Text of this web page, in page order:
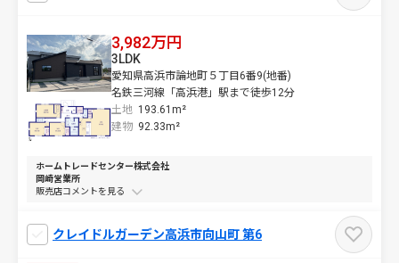
3,982万円
愛知県高浜市論地町５丁目6番9(地番)
名鉄三河線「高浜港」駅まで徒歩12分
土地 193.61m²
3LDK
建物 92.33m²
ホームトレードセンター株式会社
岡崎営業所
販売店コメントを
クレイドルガーデン高浜市向山町 第6